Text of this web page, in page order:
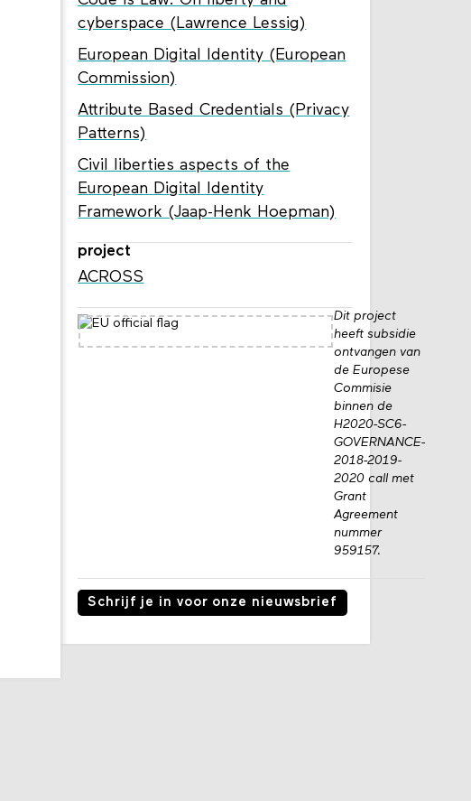
cyberspace (Lawrence Lessig)
European Digital Identity (European
Commission)
Attribute Based Credentials (Privacy
Patterns)
Civil liberties aspects of the
European Digital Identity
Framework (Jaap-Henk Hoepman)
project
ACROSS
Dit project
heeft subsidie
ontvangen van
de Europese
Commisie
binnen de
H2020-SC6-
GOVERNANCE-
2018-2019-
2020 call met
Grant
Agreement
nummer
959157.
Schrijf je in voor onze nieuwsbrief